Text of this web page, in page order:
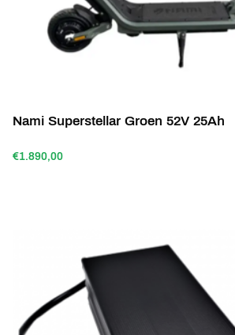
Nami Superstellar Groen 52V 25Ah
€1.890,00